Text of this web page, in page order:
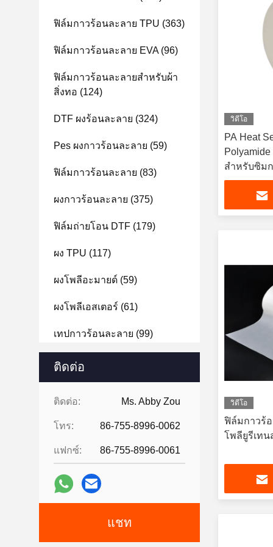
ฟิล์มกาวร้อนละลาย TPU (363)
ฟิล์มกาวร้อนละลาย EVA(96)
ฟิล์มกาวร้อนละลายสำหรับผ้า
สิ่งทอ (124)
DTF ผงร้อนละลาย (324)
Pes ผงกาวร้อนละลาย (59)
ฟิล์มกาวร้อนละลาย (83)
ผงกาวร้อนละลาย (375)
ฟิล์มถ่ายโอน DTF (179)
ผง TPU (117)
ผงโพลีอะมายด์ (59)
ผงโพลีเอสเตอร์ (61)
เทปกาวร้อนละลาย (99)
ฟิล์ม PET
ติดต่อ
ติดต่อ: Ms. Abby Zou
โทร: 86-755-8996-0062
แฟกซ์: 86-755-8996-0061
แชท
วิดีโอ
PA Heat
สำหรับซิม
วิดีโอ
ฟิล์มกาวร้
โพลียูรีเท